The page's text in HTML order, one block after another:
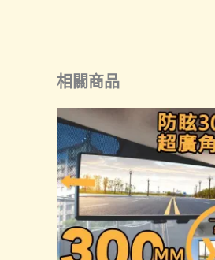
相關商品